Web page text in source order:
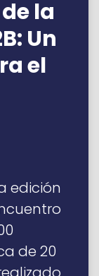
la
Un
el
edición
de 20